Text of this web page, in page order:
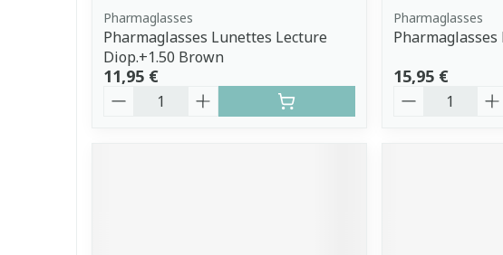
Pharmaglasses
Pharmaglasses Lunettes Lecture
Diop.+1.50 Brown
11,95 €
Quantité
Pharmaglasses
Pharmaglasses
15,95 €
Quantité